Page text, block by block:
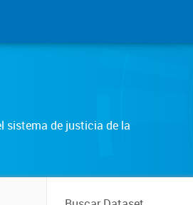
sistema de justicia de la